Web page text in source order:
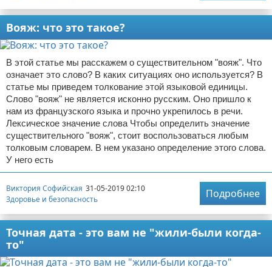
Вояж: что это такое?
В этой статье мы расскажем о существительном "вояж". Что
означает это слово? В каких ситуациях оно используется? В
статье мы приведем толкование этой языковой единицы.
Слово "вояж" не является исконно русским. Оно пришло к
нам из французского языка и прочно укрепилось в речи.
Лексическое значение слова Чтобы определить значение
существительного "вояж", стоит воспользоваться любым
толковым словарем. В нем указано определение этого слова.
У него есть
Виктория Софийская 31-05-2019 02:10
Здоровье и безопасность
Подробнее
Точная дата - это вам не "жили-были когда-
то"